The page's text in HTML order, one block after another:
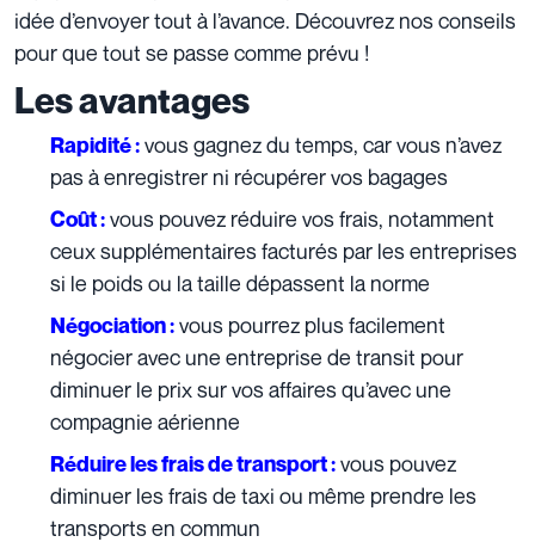
idée d’envoyer tout à l’avance. Découvrez nos conseils
pour que tout se passe comme prévu !
Les avantages
Rapidité :vous gagnez du temps, car vous n’avez
pas à enregistrer ni récupérer vos bagages
Coût :vous pouvez réduire vos frais, notamment
ceux supplémentaires facturés par les entreprises
si le poids ou la taille dépassent la norme
Négociation :vous pourrez plus facilement
négocier avec une entreprise de transit pour
diminuer le prix sur vos affaires qu’avec une
compagnie aérienne
Réduire les frais de transport :vous pouvez
diminuer les frais de taxi ou même prendre les
transports en commun